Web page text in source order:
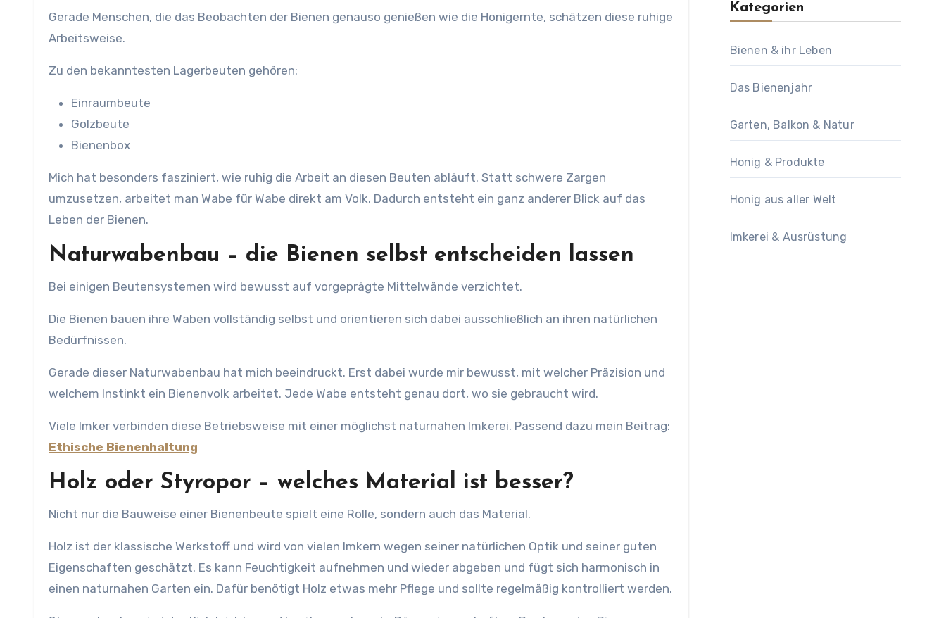
Gerade Menschen, die das Beobachten der Bienen genauso genießen wie die Honigernte, schätzen diese ruhige
Arbeitsweise.
Zu den bekanntesten Lagerbeuten gehören:
Einraumbeute
Golzbeute
Bienenbox
Mich hat besonders fasziniert, wie ruhig die Arbeit an diesen Beuten abläuft. Statt schwere Zargen
umzusetzen, arbeitet man Wabe für Wabe direkt am Volk. Dadurch entsteht ein ganz anderer Blick auf das
Leben der Bienen.
Naturwabenbau – die Bienen selbst entscheiden lassen
Bei einigen Beutensystemen wird bewusst auf vorgeprägte Mittelwände verzichtet.
Die Bienen bauen ihre Waben vollständig selbst und orientieren sich dabei ausschließlich an ihren natürlichen
Bedürfnissen.
Gerade dieser Naturwabenbau hat mich beeindruckt. Erst dabei wurde mir bewusst, mit welcher Präzision und
welchem Instinkt ein Bienenvolk arbeitet. Jede Wabe entsteht genau dort, wo sie gebraucht wird.
Viele Imker verbinden diese Betriebsweise mit einer möglichst naturnahen Imkerei. Passend dazu mein Beitrag:
Ethische Bienenhaltung
Holz oder Styropor – welches Material ist besser?
Nicht nur die Bauweise einer Bienenbeute spielt eine Rolle, sondern auch das Material.
Holz ist der klassische Werkstoff und wird von vielen Imkern wegen seiner natürlichen Optik und seiner guten
Eigenschaften geschätzt. Es kann Feuchtigkeit aufnehmen und wieder abgeben und fügt sich harmonisch in
einen naturnahen Garten ein. Dafür benötigt Holz etwas mehr Pflege und sollte regelmäßig kontrolliert werden.
Kategorien
Bienen & ihr Leben
Das Bienenjahr
Garten, Balkon & Natur
Honig & Produkte
Honig aus aller Welt
Imkerei & Ausrüstung